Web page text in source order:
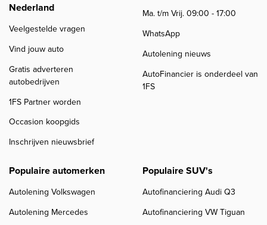
Nederland
Veelgestelde vragen
Vind jouw auto
Gratis adverteren
autobedrijven
1FS Partner worden
Occasion koopgids
Inschrijven nieuwsbrief
Ma. t/m Vrij. 09:00 - 17:00
WhatsApp
Autolening nieuws
AutoFinancier is onderdeel van
1FS
Populaire automerken
Autolening Volkswagen
Autolening Mercedes
Populaire SUV's
Autofinanciering Audi Q3
Autofinanciering VW Tiguan